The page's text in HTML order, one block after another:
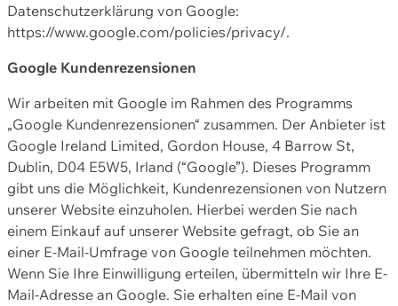
Datenschutzerklärung von Google:
https://www.google.com/policies/privacy/.
Google Kundenrezensionen
Wir arbeiten mit Google im Rahmen des Programms
„Google Kundenrezensionen“ zusammen. Der Anbieter ist
Google Ireland Limited, Gordon House, 4 Barrow St,
Dublin, D04 E5W5, Irland (“Google”). Dieses Programm
gibt uns die Möglichkeit, Kundenrezensionen von Nutzern
unserer Website einzuholen. Hierbei werden Sie nach
einem Einkauf auf unserer Website gefragt, ob Sie an
einer E-Mail-Umfrage von Google teilnehmen möchten.
Wenn Sie Ihre Einwilligung erteilen, übermitteln wir Ihre E-
Mail-Adresse an Google. Sie erhalten eine E-Mail von